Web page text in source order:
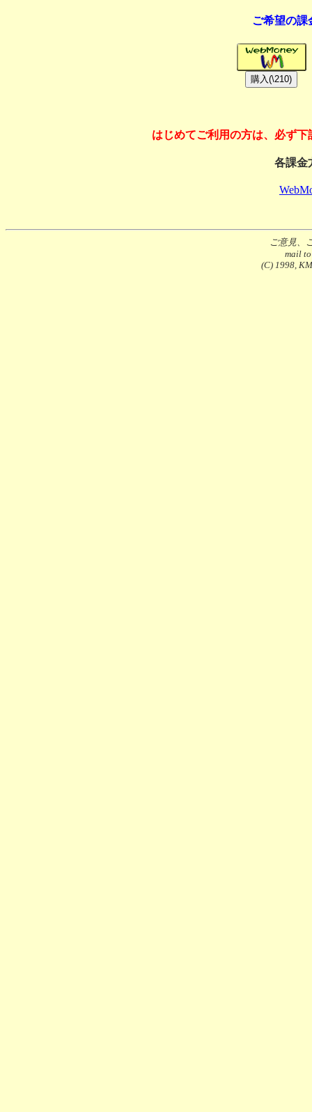
ご希望の課
はじめてご利用の方は、必ず
各課金
ご意見、
mail
(C) 1998,